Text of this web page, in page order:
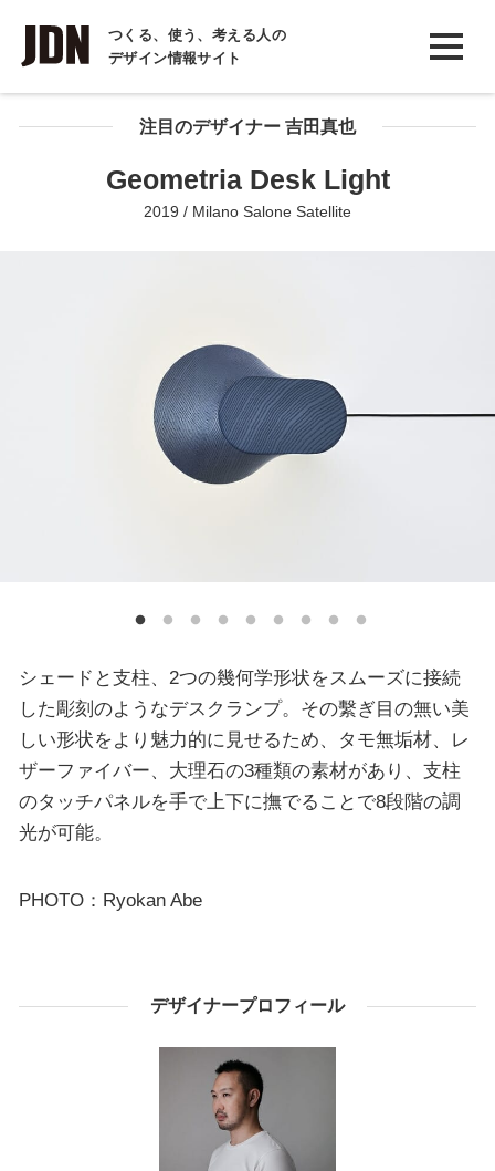
つくる、使う、考える人の
デザイン情報サイト
INTERVIEW
インタビュー
REPORT
COLUMN
注目のデザイナー 吉田真也
Geometria Desk Light
2019 / Milano Salone Satellite
シェードと支柱、2つの幾何学形状をスムーズに接続
した彫刻のようなデスクランプ。その繫ぎ目の無い美
しい形状をより魅力的に見せるため、タモ無垢材、レ
ザーファイバー、大理石の3種類の素材があり、支柱
のタッチパネルを手で上下に撫でることで8段階の調
光が可能。
PHOTO：Ryokan Abe
デザイナープロフィール